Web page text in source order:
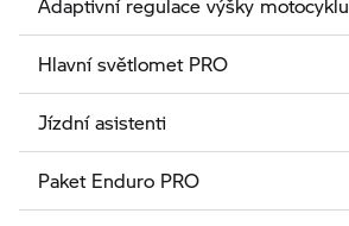
Hlavní světlomet PRO
Jízdní asistenti
Paket Enduro PRO